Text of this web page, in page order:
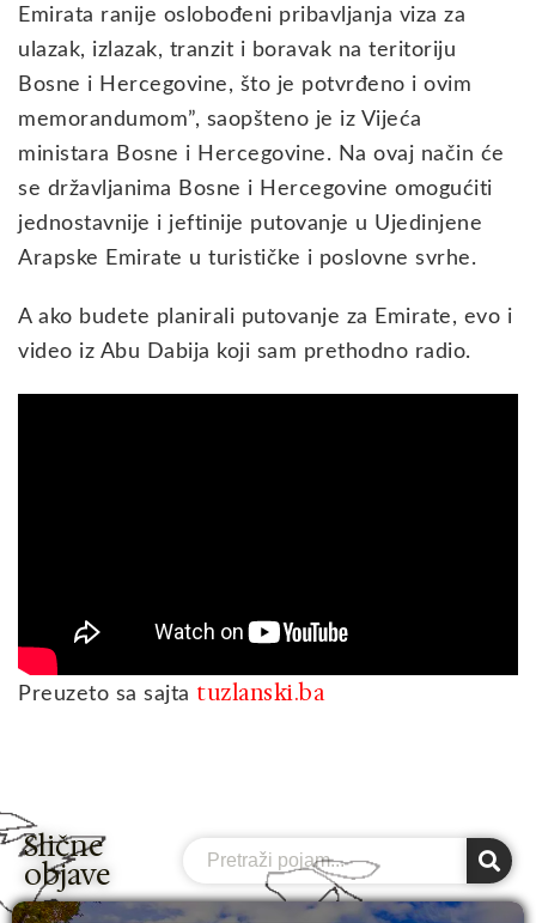
Emirata ranije oslobođeni pribavljanja viza za
ulazak, izlazak, tranzit i boravak na teritoriju
Bosne i Hercegovine, što je potvrđeno i ovim
memorandumom”, saopšteno je iz Vijeća
ministara Bosne i Hercegovine. Na ovaj način će
se državljanima Bosne i Hercegovine omogućiti
jednostavnije i jeftinije putovanje u Ujedinjene
Arapske Emirate u turističke i poslovne svrhe.
A ako budete planirali putovanje za Emirate, evo i
video iz Abu Dabija koji sam prethodno radio.
Preuzeto sa sajta tuzlanski.ba
Slične
objave